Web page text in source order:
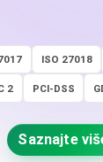
ISO 27018
2 PCI-DSS
Saznajte